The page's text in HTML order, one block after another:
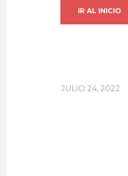
IR AL INICIO
JULIO 24, 2022